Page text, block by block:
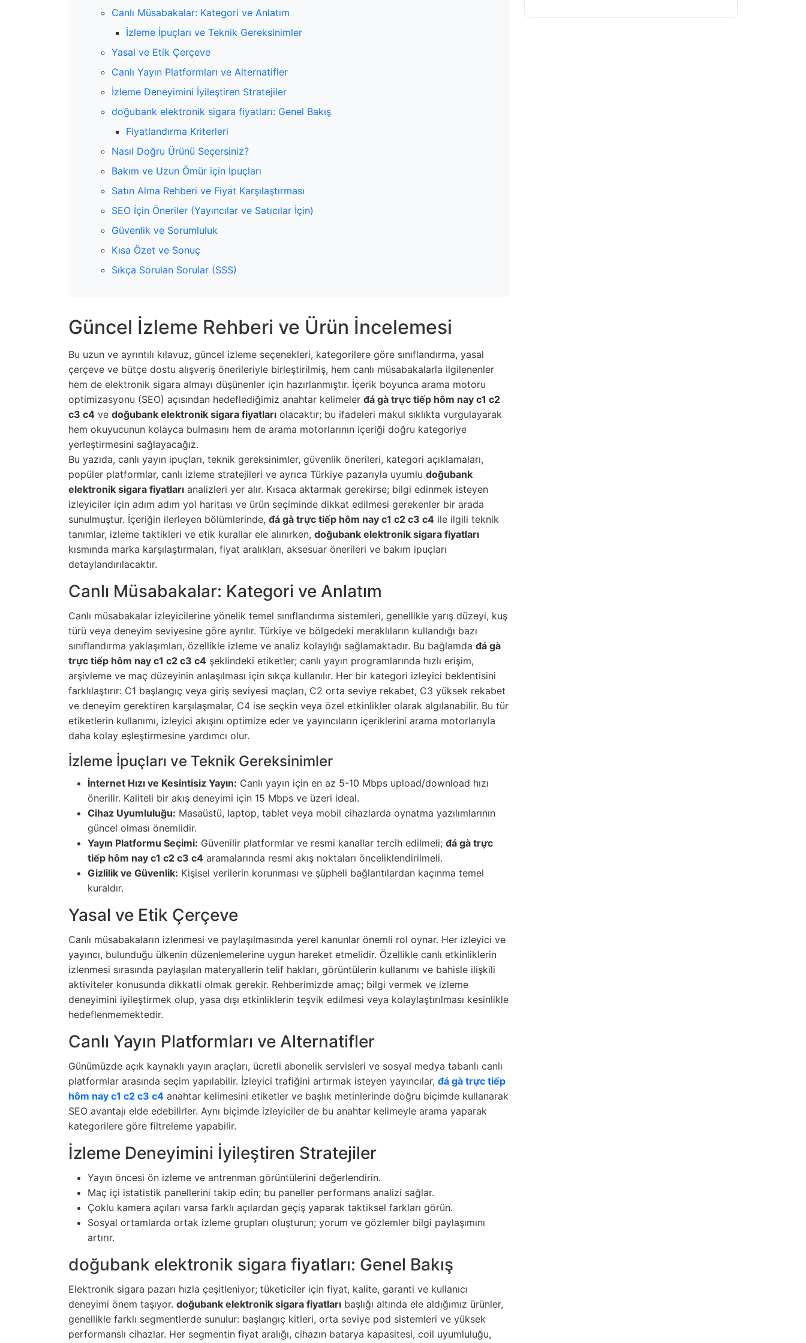
Canlı Müsabakalar: Kategori ve Anlatım
İzleme İpuçları ve Teknik Gereksinimler
Yasal ve Etik Çerçeve
Canlı Yayın Platformları ve Alternatifler
İzleme Deneyimini İyileştiren Stratejiler
doğubank elektronik sigara fiyatları: Genel Bakış
Fiyatlandırma Kriterleri
Nasıl Doğru Ürünü Seçersiniz?
Bakım ve Uzun Ömür için İpuçları
Satın Alma Rehberi ve Fiyat Karşılaştırması
SEO İçin Öneriler (Yayıncılar ve Satıcılar İçin)
Güvenlik ve Sorumluluk
Kısa Özet ve Sonuç
Sıkça Sorulan Sorular (SSS)
Güncel İzleme Rehberi ve Ürün İncelemesi
Bu uzun ve ayrıntılı kılavuz, güncel izleme seçenekleri, kategorilere göre sınıflandırma, yasal
çerçeve ve bütçe dostu alışveriş önerileriyle birleştirilmiş, hem canlı müsabakalarla ilgilenenler
hem de elektronik sigara almayı düşünenler için hazırlanmıştır. İçerik boyunca arama motoru
optimizasyonu (SEO) açısından hedeflediğimiz anahtar kelimeler đá gà trực tiếp hôm nay c1 c2
c3 c4 ve doğubank elektronik sigara fiyatları olacaktır; bu ifadeleri makul sıklıkta vurgulayarak
hem okuyucunun kolayca bulmasını hem de arama motorlarının içeriği doğru kategoriye
yerleştirmesini sağlayacağız.
Bu yazıda, canlı yayın ipuçları, teknik gereksinimler, güvenlik önerileri, kategori açıklamaları,
popüler platformlar, canlı izleme stratejileri ve ayrıca Türkiye pazarıyla uyumlu doğubank
elektronik sigara fiyatları analizleri yer alır. Kısaca aktarmak gerekirse; bilgi edinmek isteyen
izleyiciler için adım adım yol haritası ve ürün seçiminde dikkat edilmesi gerekenler bir arada
sunulmuştur. İçeriğin ilerleyen bölümlerinde, đá gà trực tiếp hôm nay c1 c2 c3 c4 ile ilgili teknik
tanımlar, izleme taktikleri ve etik kurallar ele alınırken, doğubank elektronik sigara fiyatları
kısmında marka karşılaştırmaları, fiyat aralıkları, aksesuar önerileri ve bakım ipuçları
detaylandırılacaktır.
Canlı Müsabakalar: Kategori ve Anlatım
Canlı müsabakalar izleyicilerine yönelik temel sınıflandırma sistemleri, genellikle yarış düzeyi, kuş
türü veya deneyim seviyesine göre ayrılır. Türkiye ve bölgedeki meraklıların kullandığı bazı
sınıflandırma yaklaşımları, özellikle izleme ve analiz kolaylığı sağlamaktadır. Bu bağlamda đá gà
trực tiếp hôm nay c1 c2 c3 c4 şeklindeki etiketler; canlı yayın programlarında hızlı erişim,
arşivleme ve maç düzeyinin anlaşılması için sıkça kullanılır. Her bir kategori izleyici beklentisini
farklılaştırır: C1 başlangıç veya giriş seviyesi maçları, C2 orta seviye rekabet, C3 yüksek rekabet
ve deneyim gerektiren karşılaşmalar, C4 ise seçkin veya özel etkinlikler olarak algılanabilir. Bu tür
etiketlerin kullanımı, izleyici akışını optimize eder ve yayıncıların içeriklerini arama motorlarıyla
daha kolay eşleştirmesine yardımcı olur.
İzleme İpuçları ve Teknik Gereksinimler
İnternet Hızı ve Kesintisiz Yayın: Canlı yayın için en az 5-10 Mbps upload/download hızı
önerilir. Kaliteli bir akış deneyimi için 15 Mbps ve üzeri ideal.
Cihaz Uyumluluğu: Masaüstü, laptop, tablet veya mobil cihazlarda oynatma yazılımlarının
güncel olması önemlidir.
Yayın Platformu Seçimi: Güvenilir platformlar ve resmi kanallar tercih edilmeli; đá gà trực
tiếp hôm nay c1 c2 c3 c4 aramalarında resmi akış noktaları önceliklendirilmeli.
Gizlilik ve Güvenlik: Kişisel verilerin korunması ve şüpheli bağlantılardan kaçınma temel
kuraldır.
Yasal ve Etik Çerçeve
Canlı müsabakaların izlenmesi ve paylaşılmasında yerel kanunlar önemli rol oynar. Her izleyici ve
yayıncı, bulunduğu ülkenin düzenlemelerine uygun hareket etmelidir. Özellikle canlı etkinliklerin
izlenmesi sırasında paylaşılan materyallerin telif hakları, görüntülerin kullanımı ve bahisle ilişkili
aktiviteler konusunda dikkatli olmak gerekir. Rehberimizde amaç; bilgi vermek ve izleme
deneyimini iyileştirmek olup, yasa dışı etkinliklerin teşvik edilmesi veya kolaylaştırılması kesinlikle
hedeflenmemektedir.
Canlı Yayın Platformları ve Alternatifler
Günümüzde açık kaynaklı yayın araçları, ücretli abonelik servisleri ve sosyal medya tabanlı canlı
platformlar arasında seçim yapılabilir. İzleyici trafiğini artırmak isteyen yayıncılar, đá gà trực tiếp
hôm nay c1 c2 c3 c4 anahtar kelimesini etiketler ve başlık metinlerinde doğru biçimde kullanarak
SEO avantajı elde edebilirler. Aynı biçimde izleyiciler de bu anahtar kelimeyle arama yaparak
kategorilere göre filtreleme yapabilir.
İzleme Deneyimini İyileştiren Stratejiler
Yayın öncesi ön izleme ve antrenman görüntülerini değerlendirin.
Maç içi istatistik panellerini takip edin; bu paneller performans analizi sağlar.
Çoklu kamera açıları varsa farklı açılardan geçiş yaparak taktiksel farkları görün.
Sosyal ortamlarda ortak izleme grupları oluşturun; yorum ve gözlemler bilgi paylaşımını
artırır.
doğubank elektronik sigara fiyatları: Genel Bakış
Elektronik sigara pazarı hızla çeşitleniyor; tüketiciler için fiyat, kalite, garanti ve kullanıcı
deneyimi önem taşıyor. doğubank elektronik sigara fiyatları başlığı altında ele aldığımız ürünler,
genellikle farklı segmentlerde sunulur: başlangıç kitleri, orta seviye pod sistemleri ve yüksek
performanslı cihazlar. Her segmentin fiyat aralığı, cihazın batarya kapasitesi, coil uyumluluğu,